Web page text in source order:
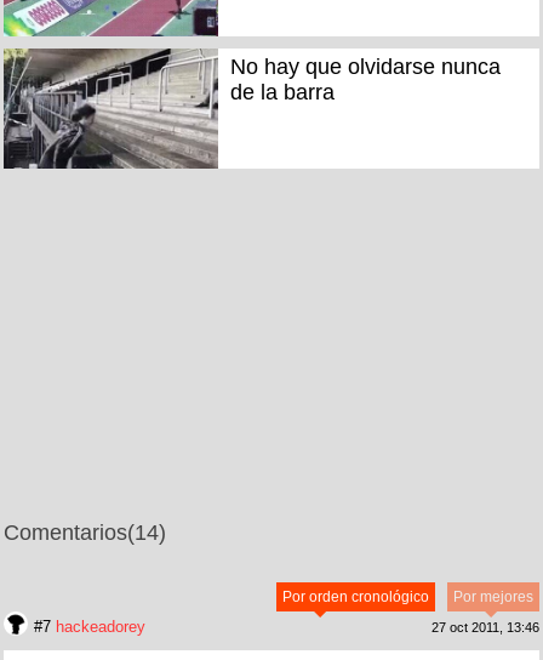
No hay que olvidarse nunca
de la barra
Comentarios(14)
Por mejores
Por orden cronológico
#7 hackeadorey 27 oct 2011, 13:46